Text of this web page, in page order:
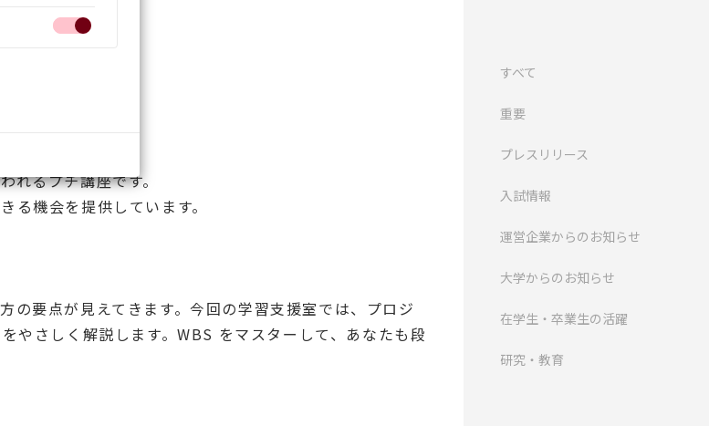
すべて
重要
プレスリリース
入試情報
運営企業からのお知らせ
大学からのお知らせ
在学生・卒業生の活躍
研究・教育
るプチ講座です。
機会を提供しています。
の要点が見えてきます。今回の学習支援室では、プロジ
さしく解説します。WBS をマスターして、あなたも段